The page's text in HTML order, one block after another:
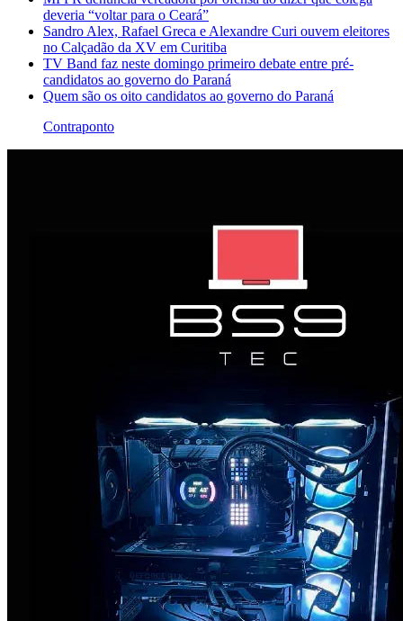
deveria “voltar para o Ceará”
Sandro Alex, Rafael Greca e Alexandre Curi ouvem eleitores
no Calçadão da XV em Curitiba
TV Band faz neste domingo primeiro debate entre pré-
candidatos ao governo do Paraná
Quem são os oito candidatos ao governo do Paraná
Contraponto